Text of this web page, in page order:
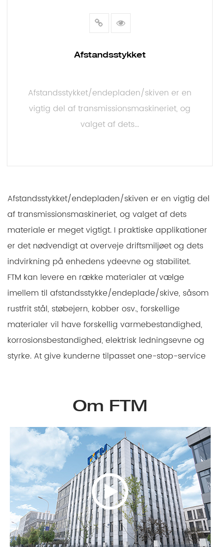
Afstandsstykket
Afstandsstykket/endepladen/skiven er en
vigtig del af transmissionsmaskineriet, og
valget af dets...
Afstandsstykket/endepladen/skiven er en vigtig del
af transmissionsmaskineriet, og valget af dets
materiale er meget vigtigt. I praktiske applikationer
er det nødvendigt at overveje driftsmiljøet og dets
indvirkning på enhedens ydeevne og stabilitet.
FTM kan levere en række materialer at vælge
imellem til afstandsstykke/endeplade/skive, såsom
rustfrit stål, støbejern, kobber osv., forskellige
materialer vil have forskellig varmebestandighed,
korrosionsbestandighed, elektrisk ledningsevne og
styrke. At give kunderne tilpasset one-stop-service
Om FTM